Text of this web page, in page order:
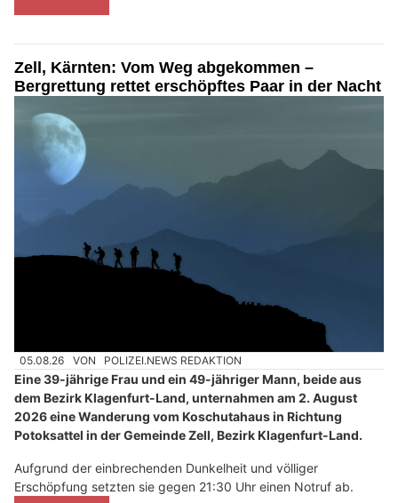
Zell, Kärnten: Vom Weg abgekommen –
Bergrettung rettet erschöpftes Paar in der Nacht
05.08.26 VON POLIZEI.NEWS REDAKTION
Eine 39-jährige Frau und ein 49-jähriger Mann, beide aus
dem Bezirk Klagenfurt-Land, unternahmen am 2. August
2026 eine Wanderung vom Koschutahaus in Richtung
Potoksattel in der Gemeinde Zell, Bezirk Klagenfurt-Land.
Aufgrund der einbrechenden Dunkelheit und völliger
Erschöpfung setzten sie gegen 21:30 Uhr einen Notruf ab.